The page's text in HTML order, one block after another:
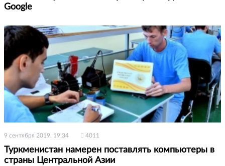
Google
9 сентября 2019, 19:34 4011
Туркменистан намерен поставлять компьютеры в
страны Центральной Азии